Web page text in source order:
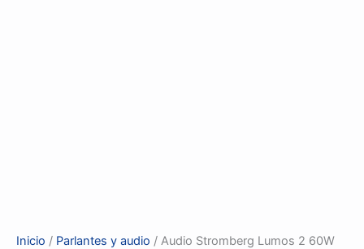
Inicio / Parlantes y audio / Audio Stromberg Lumos 2 60W